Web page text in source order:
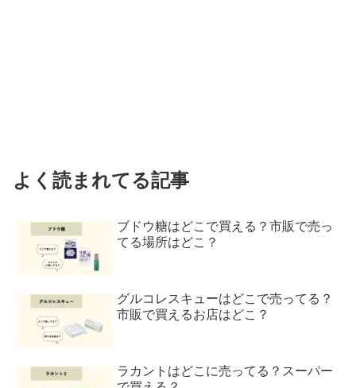
よく読まれてる記事
ブドウ糖はどこで買える？市販で売っ
てる場所はどこ？
グルコレスキューはどこで売ってる？
市販で買えるお店はどこ？
ラカントはどこに売ってる？スーパー